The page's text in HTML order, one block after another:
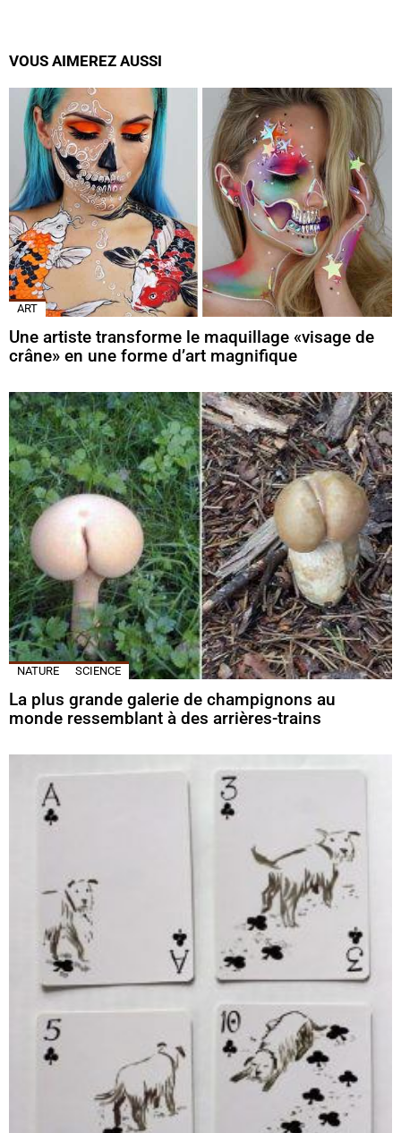
VOUS AIMEREZ AUSSI
ART
Une artiste transforme le maquillage «visage de
crâne» en une forme d’art magnifique
NATURE SCIENCE
La plus grande galerie de champignons au
monde ressemblant à des arrières-trains